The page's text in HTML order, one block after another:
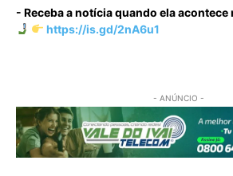
- Receba a notícia quando ela
https://is.gd/2nA6u1
- ANÚNCIO -